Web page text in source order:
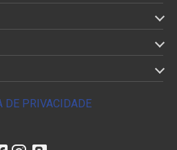
DE PRIVACIDADE